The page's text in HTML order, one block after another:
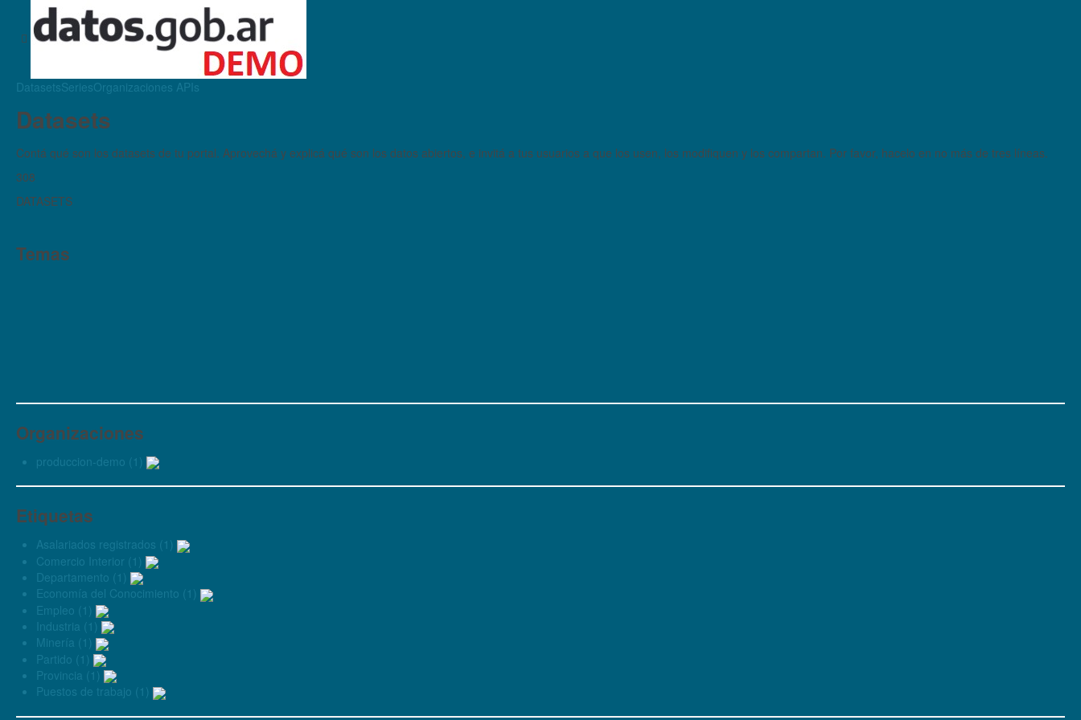
DatasetsSeriesOrganizaciones APIs
Datasets
Contá qué son los datasets de tu portal. Aprovechá y explicá qué son los datos abiertos, e invitá a tus usuarios a que los usen, los modifiquen y los compartan. Por favor, hacelo en no más de tres líneas.
308
DATASETS
Temas
Organizaciones
produccion-demo (1)
Etiquetas
Asalariados registrados (1)
Comercio Interior (1)
Departamento (1)
Economía del Conocimiento (1)
Empleo (1)
Industria (1)
Minería (1)
Partido (1)
Provincia (1)
Puestos de trabajo (1)